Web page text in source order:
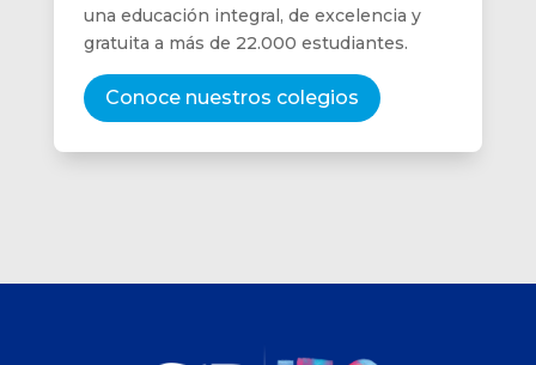
una educación integral, de excelencia y
gratuita a más de 22.000 estudiantes.
Conoce nuestros colegios